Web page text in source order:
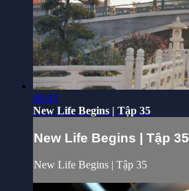
48:43
New Life Begins | Tập 35
New Life Begins | Tập 35
New Life Begins | Tập 35